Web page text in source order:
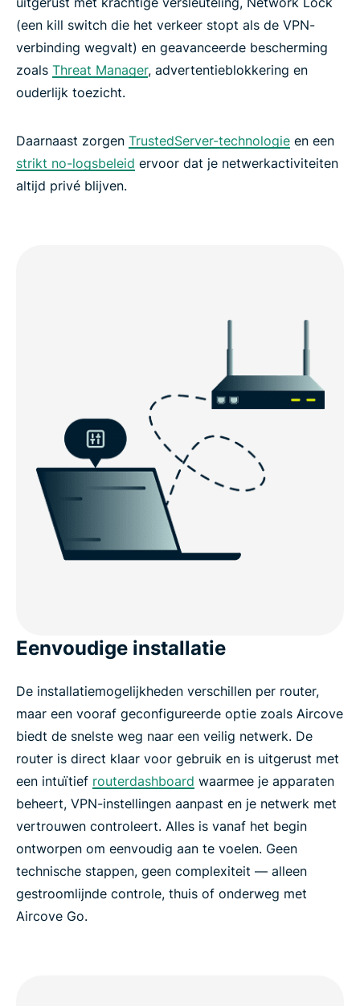
(een kill switch die het verkeer stopt als de VPN-
verbinding wegvalt) en geavanceerde bescherming
zoals Threat Manager, advertentieblokkering en
ouderlijk toezicht.
Daarnaast zorgen TrustedServer-technologie en een
strikt no-logsbeleid ervoor dat je netwerkactiviteiten
altijd privé blijven.
Eenvoudige installatie
De installatiemogelijkheden verschillen per router,
maar een vooraf geconfigureerde optie zoals Aircove
biedt de snelste weg naar een veilig netwerk. De
router is direct klaar voor gebruik en is uitgerust met
een intuïtief routerdashboard waarmee je apparaten
beheert, VPN-instellingen aanpast en je netwerk met
vertrouwen controleert. Alles is vanaf het begin
ontworpen om eenvoudig aan te voelen. Geen
technische stappen, geen complexiteit — alleen
gestroomlijnde controle, thuis of onderweg met
Aircove Go.